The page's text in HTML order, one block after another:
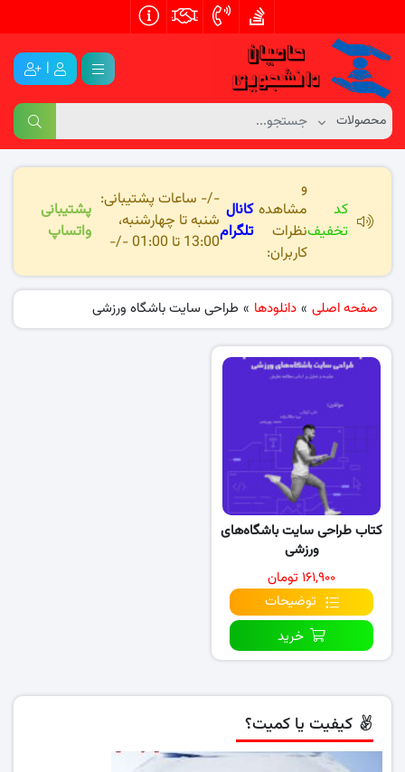
|
کد
تخفیف
و
مشاهده
نظرات
کاربران:
کانال
تلگرام
-/- ساعات پشتیبانی:
شنبه تا چهارشنبه،
13:00 تا 01:00 -/-
پشتیبانی
واتساپ
صفحه اصلی » دانلودها » طراحی سایت باشگاه ورزشی
کتاب طراحی سایت باشگاه‌های
ورزشی
۱۶۱,۹۰۰ تومان
توضیحات
خرید
کیفیت یا کمیت؟